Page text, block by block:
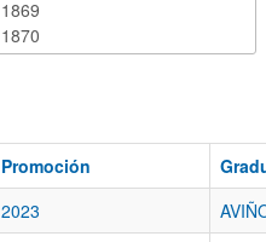
Promoción
2023